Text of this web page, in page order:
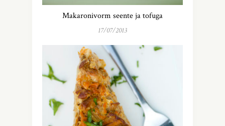
Makaronivorm seente ja tofuga
17/07/2013